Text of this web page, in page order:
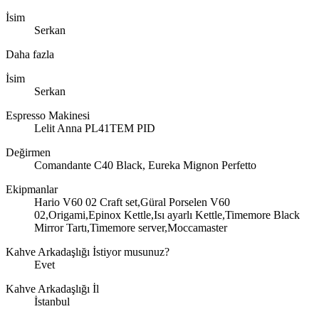
İsim
Serkan
Daha fazla
İsim
Serkan
Espresso Makinesi
Lelit Anna PL41TEM PID
Değirmen
Comandante C40 Black, Eureka Mignon Perfetto
Ekipmanlar
Hario V60 02 Craft set,Güral Porselen V60
02,Origami,Epinox Kettle,Isı ayarlı Kettle,Timemore Black
Mirror Tartı,Timemore server,Moccamaster
Kahve Arkadaşlığı İstiyor musunuz?
Evet
Kahve Arkadaşlığı İl
İstanbul